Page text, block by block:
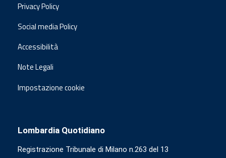
Privacy Policy
Social media Policy
Accessibilità
Note Legali
Impostazione cookie
Lombardia Quotidiano
Registrazione Tribunale di Milano n.263 del 13